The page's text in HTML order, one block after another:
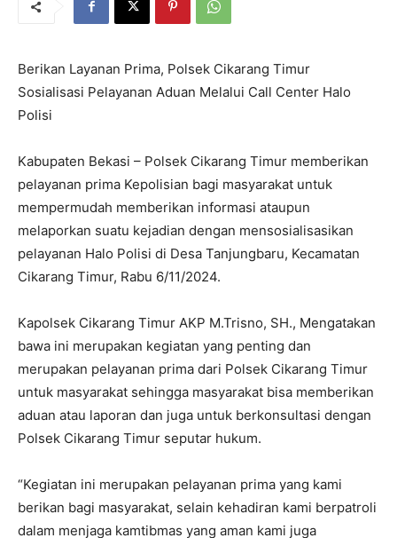
Berikan Layanan Prima, Polsek Cikarang Timur
Sosialisasi Pelayanan Aduan Melalui Call Center Halo
Polisi
Kabupaten Bekasi – Polsek Cikarang Timur memberikan
pelayanan prima Kepolisian bagi masyarakat untuk
mempermudah memberikan informasi ataupun
melaporkan suatu kejadian dengan mensosialisasikan
pelayanan Halo Polisi di Desa Tanjungbaru, Kecamatan
Cikarang Timur, Rabu 6/11/2024.
Kapolsek Cikarang Timur AKP M.Trisno, SH., Mengatakan
bawa ini merupakan kegiatan yang penting dan
merupakan pelayanan prima dari Polsek Cikarang Timur
untuk masyarakat sehingga masyarakat bisa memberikan
aduan atau laporan dan juga untuk berkonsultasi dengan
Polsek Cikarang Timur seputar hukum.
“Kegiatan ini merupakan pelayanan prima yang kami
berikan bagi masyarakat, selain kehadiran kami berpatroli
dalam menjaga kamtibmas yang aman kami juga